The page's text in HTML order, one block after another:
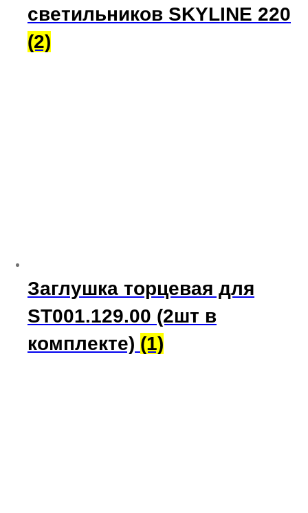
светильников SKYLINE 220
(2)
Заглушка торцевая для
ST001.129.00 (2шт в
комплекте) (1)